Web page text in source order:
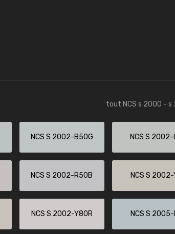
tout NCS s 2000 - s
NCS S 2002-B50G NCS S 2002-
NCS S 2002-R50B NCS S 2002-
NCS S 2002-Y80R NCS S 2005-